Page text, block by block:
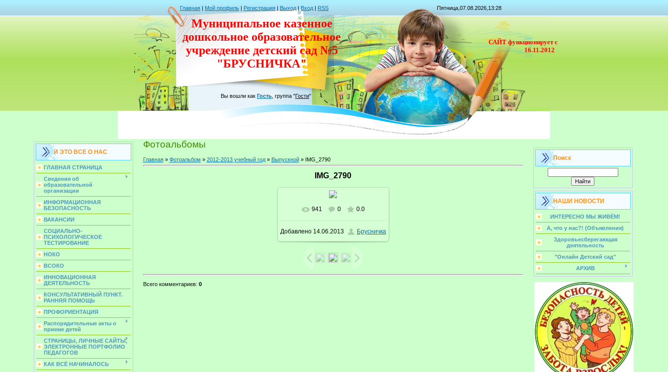
Главная | Мой профиль | Регистрация | Выход | Вход | RSS Пятница,07.08.2026,13:28
Муниципальное казенное
дошкольное образовательное
учреждение детский сад №5
"БРУСНИЧКА"
САЙТ функционирует с
16.11.2012
Вы вошли как Гость группа "Гости"
И ЭТО ВСЕ О НАС
ГЛАВНАЯ СТРАНИЦА
Сведения об
образовательной
организации
ИНФОРМАЦИОННАЯ
БЕЗОПАСНОСТЬ
ВАКАНСИИ
СОЦИАЛЬНО-
ПСИХОЛОГИЧЕСКОЕ
ТЕСТИРОВАНИЕ
НОКО
ВСОКО
ИННОВАЦИОННАЯ
ДЕЯТЕЛЬНОСТЬ
КОНСУЛЬТАТИВНЫЙ ПУНКТ.
РАННЯЯ ПОМОЩЬ
ПРОФОРИЕНТАЦИЯ
Распорядительные акты о
приеме детей
СТРАНИЦЫ, ЛИЧНЫЕ САЙТЫ,
ЭЛЕКТРОННЫЕ ПОРТФОЛИО
ПЕДАГОГОВ
КАК ВСЁ НАЧИНАЛОСЬ
Фотоальбомы
Главная» Фотоальбом » 2012-2013 учебный год» Выпускной» IMG_2790
IMG_2790
941 0 0.0
Добавлено14.06.2013 Брусничка
Всего комментариев: 0
Поиск
НАШИ НОВОСТИ
ИНТЕРЕСНО МЫ ЖИВЁМ!
А, что у нас?! (Объявления)
Здоровьесберегающая
деятельность
"Онлайн Детский сад"
АРХИВ